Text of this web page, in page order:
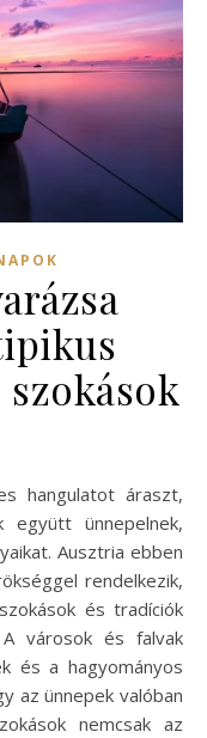
együtt ünnepelnek,
Ausztria ebben
rendelkezik,
és tradíciók
városok és falvak
és a hagyományos
az ünnepek valóban
nemcsak az